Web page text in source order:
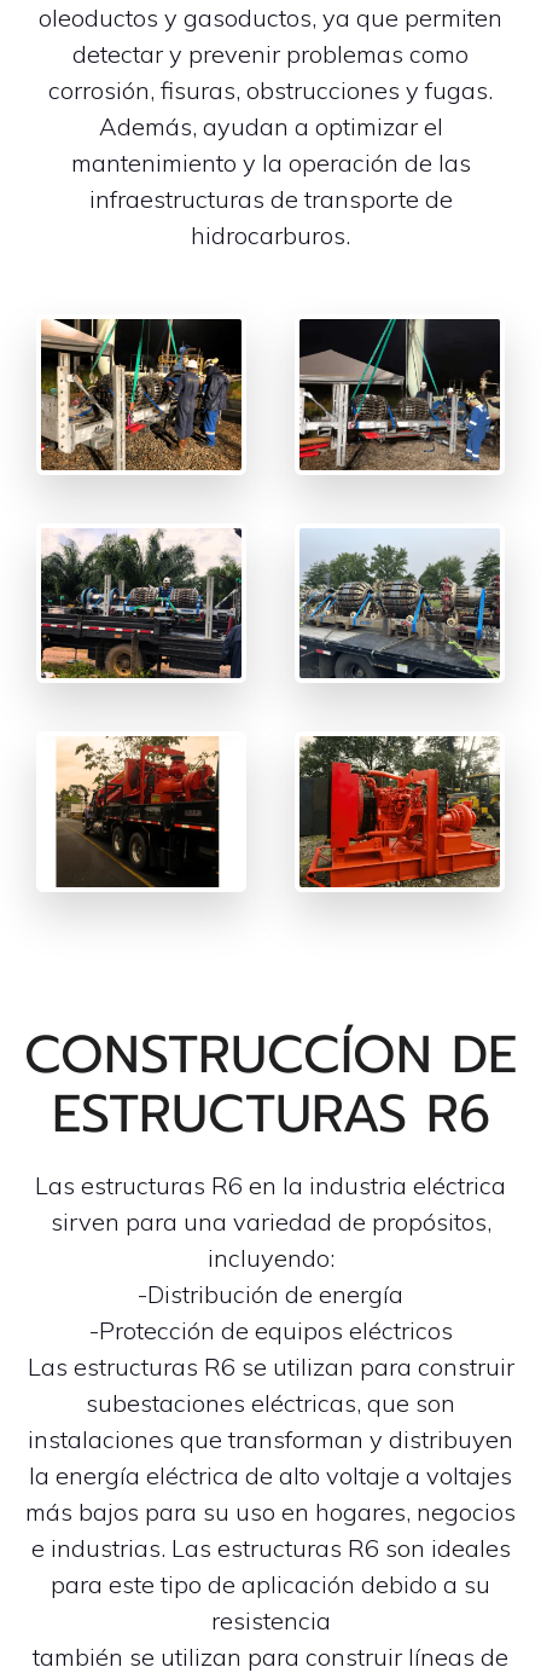
oleoductos y gasoductos, ya que permiten
detectar y prevenir problemas como
corrosión, fisuras, obstrucciones y fugas.
Además, ayudan a optimizar el
mantenimiento y la operación de las
infraestructuras de transporte de
hidrocarburos.
CONSTRUCCÍON DE
ESTRUCTURAS R6
Las estructuras R6 en la industria eléctrica
sirven para una variedad de propósitos,
incluyendo:
-Distribución de energía
-Protección de equipos eléctricos
Las estructuras R6 se utilizan para construir
subestaciones eléctricas, que son
instalaciones que transforman y distribuyen
la energía eléctrica de alto voltaje a voltajes
más bajos para su uso en hogares, negocios
e industrias. Las estructuras R6 son ideales
para este tipo de aplicación debido a su
resistencia
también se utilizan para construir líneas de